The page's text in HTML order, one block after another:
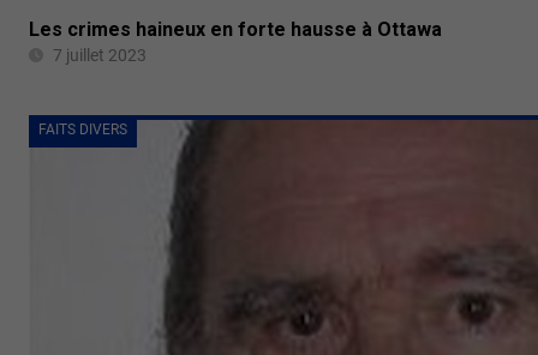
Les crimes haineux en forte hausse à Ottawa
7 juillet 2023
FAITS DIVERS